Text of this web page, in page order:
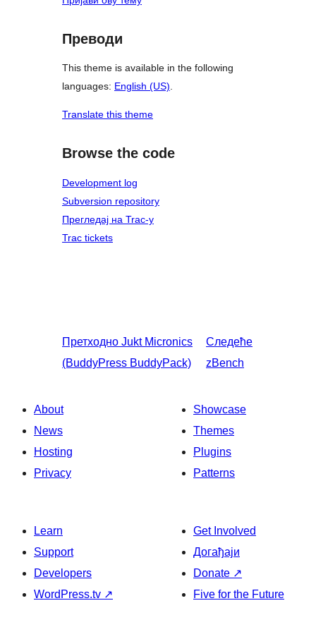
Преводи
This theme is available in the following
languages: English (US).
Translate this theme
Browse the code
Development log
Subversion repository
Прегледај на Trac-у
Trac tickets
Претходно Jukt Micronics
(BuddyPress BuddyPack)
Следеће
zBench
About
News
Hosting
Privacy
Showcase
Themes
Plugins
Patterns
Learn
Support
Developers
WordPress.tv ↗
Get Involved
Догађаји
Donate ↗
Five for the Future